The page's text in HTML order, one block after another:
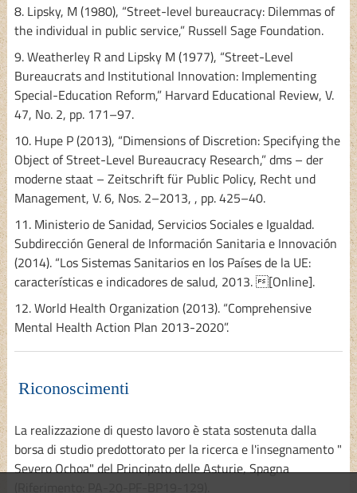
8. Lipsky, M (1980), “Street-level bureaucracy: Dilemmas of
the individual in public service,” Russell Sage Foundation.
9. Weatherley R and Lipsky M (1977), “Street-Level
Bureaucrats and Institutional Innovation: Implementing
Special-Education Reform,” Harvard Educational Review, V.
47, No. 2, pp. 171–97.
10. Hupe P (2013), “Dimensions of Discretion: Specifying the
Object of Street-Level Bureaucracy Research,” dms – der
moderne staat – Zeitschrift für Public Policy, Recht und
Management, V. 6, Nos. 2–2013, , pp. 425–40.
11. Ministerio de Sanidad, Servicios Sociales e Igualdad.
Subdirección General de Información Sanitaria e Innovación
(2014). “Los Sistemas Sanitarios en los Países de la UE:
características e indicadores de salud, 2013. [Online].
12. World Health Organization (2013). “Comprehensive
Mental Health Action Plan 2013-2020”.
Riconoscimenti
La realizzazione di questo lavoro è stata sostenuta dalla
borsa di studio predottorato per la ricerca e l'insegnamento "
Severo Ochoa" del Principato delle Asturie, Spagna